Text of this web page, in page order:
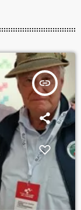
insert_link